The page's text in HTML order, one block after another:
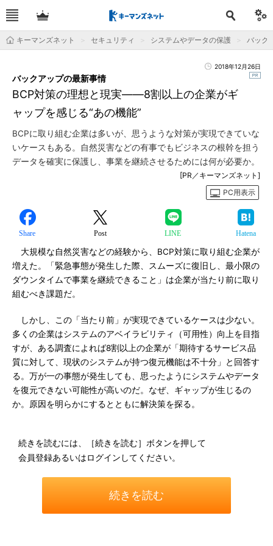
キーマンズネット セキュリティ システムやデータの保護 バック
2018年12月26日
BCP対策の理想と現実――8割以上の企業がギ
ャップを感じる“あの機能”
バックアップの最新事情
BCPに取り組む企業は多いが、思うような対策が実現できていな
いケースもある。自然災害などの有事でもビジネスの根幹を担う
データを確実に保護し、事業を継続させるためには何が必要か。
[PR／キーマンズネット]
PC用表示
Share Post LINE Hatena
大規模な自然災害などの経験から、BCP対策に取り組む企業が
増えた。「緊急事態が発生した際、スムーズに復旧し、最小限の
ダウンタイムで事業を継続できること」は企業が当たり前に取り
組むべき課題だ。
しかし、この「当たり前」が実現できているケースは少ない。
多くの企業はシステムのアベイラビリティ（可用性）向上を目指
すが、ある調査によれば8割以上の企業が「期待するサービス品
質に対して、現状のシステムが持つ復元機能は不十分」と回答す
る。万が一の事態が発生しても、思ったようにシステムやデータ
を復元できない可能性が高いのだ。なぜ、ギャップが生じるの
か。原因を明らかにするとともに解決策を探る。
続きを読むには、［続きを読む］ボタンを押して
会員登録あるいはログインしてください。
続きを読む